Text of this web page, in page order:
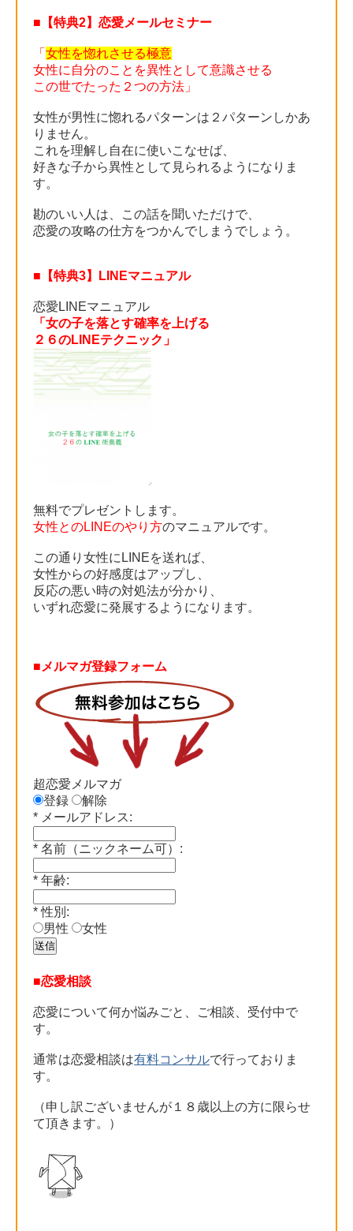
■【特典2】恋愛メールセミナー
「 女性を惚れさせる極意
女性に自分のことを異性として意識させる
この世でたった２つの方法」
女性が男性に惚れるパターンは２パターンしかあ
りません。
これを理解し自在に使いこなせば、
好きな子から異性として見られるようになりま
す。
勘のいい人は、この話を聞いただけで、
恋愛の攻略の仕方をつかんでしまうでしょう。
■【特典3】LINEマニュアル
恋愛LINEマニュアル
「女の子を落とす確率を上げる
２６のLINEテクニック」
無料でプレゼントします。
女性とのLINEのやり方のマニュアルです。
この通り女性にLINEを送れば、
女性からの好感度はアップし、
反応の悪い時の対処法が分かり、
いずれ恋愛に発展するようになります。
■メルマガ登録フォーム
超恋愛メルマガ
登録
解除
* メールアドレス:
* 名前（ニックネーム可）:
* 年齢:
* 性別:
男性
女性
■恋愛相談
恋愛について何か悩みごと、ご相談、受付中で
す。
通常は恋愛相談は有料コンサルで行っておりま
す。
（申し訳ございませんが１８歳以上の方に限らせ
て頂きます。）